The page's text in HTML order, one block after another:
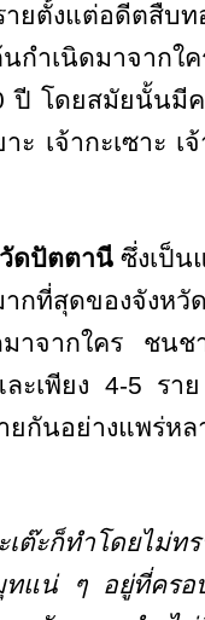
ยตั้งแต่อดีตสืบ
ำเนิดมาจากใ
ปี โดยสมัยนั้นมี
เจ้ากะเซาะ เ
ดปัตตานีซึ่งเป็น
กที่สุดของจังห
มาจากใคร ชน
ะเพียง 4-5 รา
กันอย่างแพร่ห
ต๊ะก็ทำโดยไม่ท
แน่ ๆ อยู่ที่ครอ